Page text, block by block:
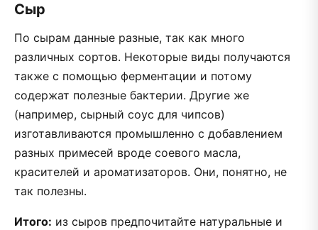
Сыр
По сырам данные разные, так как много
различных сортов. Некоторые виды получаются
также с помощью ферментации и потому
содержат полезные бактерии. Другие же
(например, сырный соус для чипсов)
изготавливаются промышленно с добавлением
разных примесей вроде соевого масла,
красителей и ароматизаторов. Они, понятно, не
так полезны.
Итого: из сыров предпочитайте натуральные и